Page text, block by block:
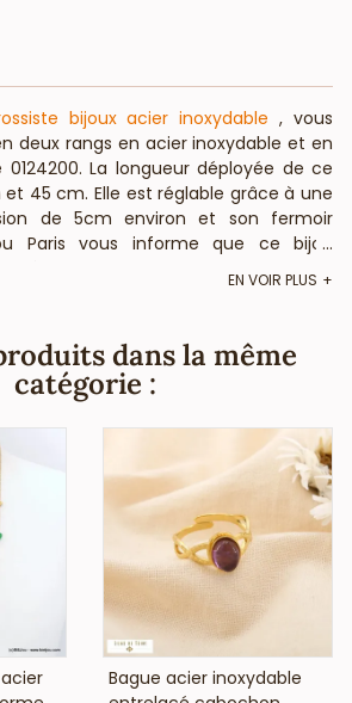
bijoux acier inoxydable , vous
deux rangs en acier inoxydable et en
La longueur déployée de ce
45 cm. Elle est réglable grâce à une
de 5cm environ et son fermoir
Paris vous informe que ce bijou
varier. BietJou Paris, fournisseur
vous informe que ce bijou fantaisie,
nickel, plomb ni cadmium et est anti-
aux lois françaises et
...
EN VOIR PLUS
dans la même
catégorie :
VOIR LE PRIX
Bague acier inoxydable